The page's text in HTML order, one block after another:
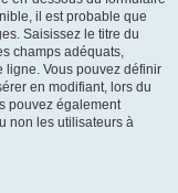
il est probable que
Saisissez le titre du
champs adéquats,
ligne. Vous pouvez définir
en modifiant, lors du
pouvez également
non les utilisateurs à